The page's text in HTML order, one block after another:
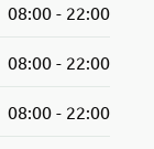
08:00 - 22:00
08:00 - 22:00
08:00 - 22:00